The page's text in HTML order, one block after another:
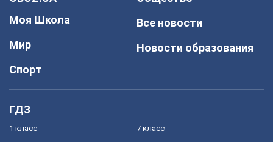
Моя Школа
Мир
Спорт
Все новости
Новости образования
ГДЗ
1 класс 7 класс